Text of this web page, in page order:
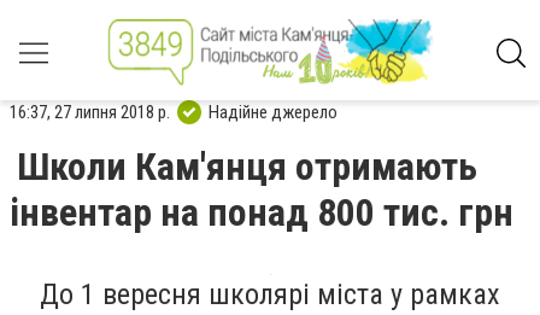
16:37, 27 липня 2018 р. Надійне джерело
Школи Кам'янця отримають
інвентар на понад 800 тис. грн
До 1 вересня школярі міста у рамках